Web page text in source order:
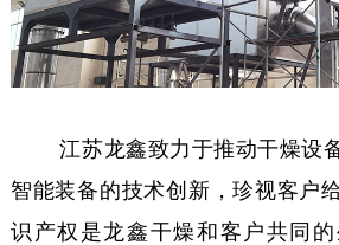
江苏龙鑫致力于推动干燥设备
智能装备的技术创新，珍视客户
识产权是龙鑫干燥和客户共同